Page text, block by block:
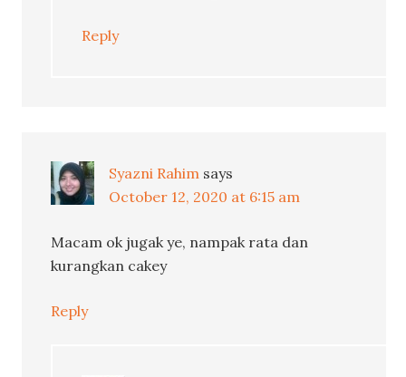
Reply
Syazni Rahim says
October 12, 2020 at 6:15 am
Macam ok jugak ye, nampak rata dan
kurangkan cakey
Reply